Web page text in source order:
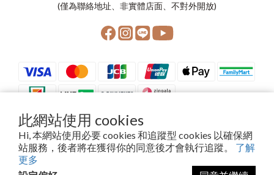
此網站使用 cookies
Hi, 本網站使用必要 cookies 和追蹤型 cookies 以確保網
站服務，後者將在獲得你的同意後才會執行追蹤。 了解
更多
(僅為聯絡地址、非實體店面、不對外開放)
Copyright©2024 晨星寢具有限公司